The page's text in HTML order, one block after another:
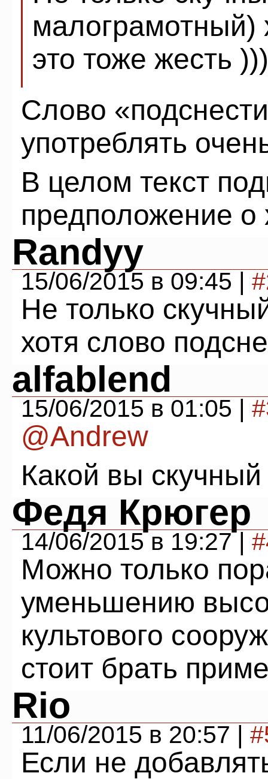
малограмотный)
это тоже жесть )))
Слово
употреблять
В целом текст
предположение о
Randyy
15/06/2015 в 09:45 |
Не только
хотя слово
alfablend
15/06/2015 в 01:05 |
@Andrew
Какой вы скучный
Федя Крюгер
14/06/2015 в 19:27 |
Можно только
уменьшению
культового
стоит брать
Rio
11/06/2015 в 20:57 |
Если не